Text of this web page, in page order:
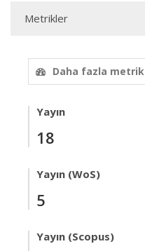
Metrikler
Daha fazla metrik
Yayın
18
Yayın (WoS)
5
Yayın (Scopus)